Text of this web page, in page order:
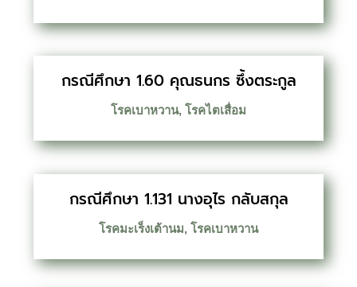
กรณีศึกษา 1.60 คุณธนกร ซึ้งตระกูล
โรคเบาหวาน, โรคไตเสื่อม
กรณีศึกษา 1.131 นางอุไร กลับสกุล
โรคมะเร็งเต้านม, โรคเบาหวาน